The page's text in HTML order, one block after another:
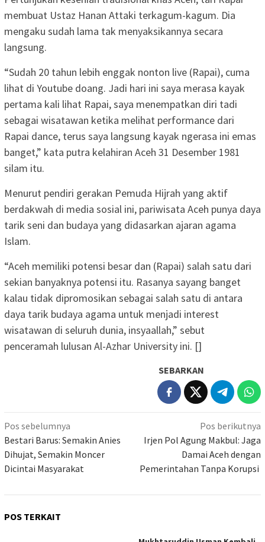
membuat Ustaz Hanan Attaki terkagum-kagum. Dia
mengaku sudah lama tak menyaksikannya secara
langsung.
“Sudah 20 tahun lebih enggak nonton live (Rapai), cuma
lihat di Youtube doang. Jadi hari ini saya merasa kayak
pertama kali lihat Rapai, saya menempatkan diri tadi
sebagai wisatawan ketika melihat performance dari
Rapai dance, terus saya langsung kayak ngerasa ini emas
banget,” kata putra kelahiran Aceh 31 Desember 1981
silam itu.
Menurut pendiri gerakan Pemuda Hijrah yang aktif
berdakwah di media sosial ini, pariwisata Aceh punya daya
tarik seni dan budaya yang didasarkan ajaran agama
Islam.
“Aceh memiliki potensi besar dan (Rapai) salah satu dari
sekian banyaknya potensi itu. Rasanya sayang banget
kalau tidak dipromosikan sebagai salah satu di antara
daya tarik budaya agama untuk menjadi interest
wisatawan di seluruh dunia, insyaallah,” sebut
penceramah lulusan Al-Azhar University ini. []
SEBARKAN
Navigasi
pos
Pos sebelumnya
Bestari Barus: Semakin Anies
Dihujat, Semakin Moncer
Dicintai Masyarakat
Pos berikutnya
Irjen Pol Agung Makbul: Jaga
Damai Aceh dengan
Pemerintahan Tanpa Korupsi
POS TERKAIT